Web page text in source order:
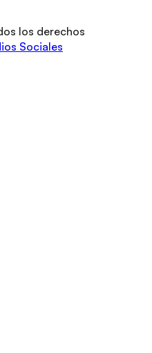
los derechos
Sociales